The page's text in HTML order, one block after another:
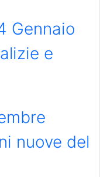
Gennaio
e
nuove del